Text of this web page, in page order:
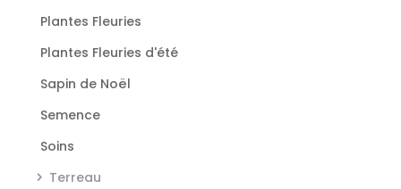
Plantes Fleuries
Plantes Fleuries d'été
Sapin de Noël
Semence
Soins
Terreau